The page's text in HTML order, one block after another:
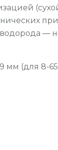
(сухой
—
(для 8-65